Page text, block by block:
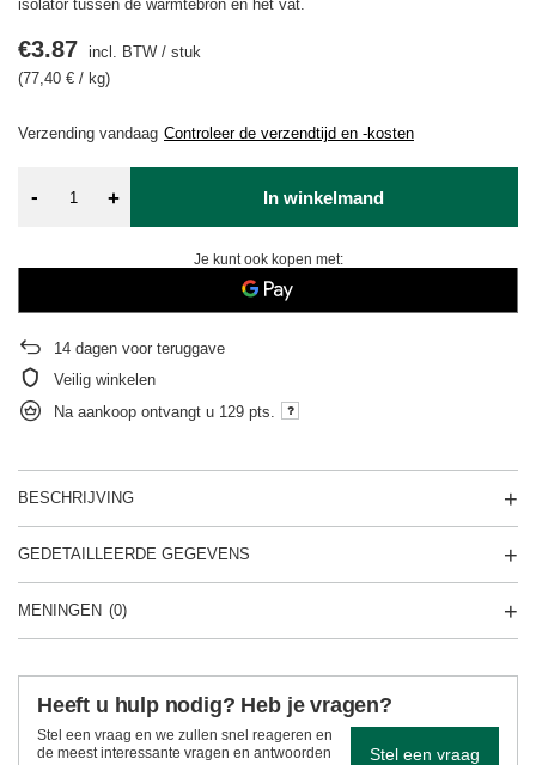
isolator tussen de warmtebron en het vat.
Verzending vandaag Controleer de verzendtijd en -kosten
€3.87 incl. BTW / stuk
(77,40 € / kg)
- + In winkelmand
Je kunt ook kopen met:
14 dagen voor teruggave
Veilig winkelen
Na aankoop ontvangt u 129 pts.
BESCHRIJVING
GEDETAILLEERDE GEGEVENS
MENINGEN (0)
Heeft u hulp nodig? Heb je vragen?
Stel een vraag en we zullen snel reageren en
de meest interessante vragen en antwoorden
Stel een vraag